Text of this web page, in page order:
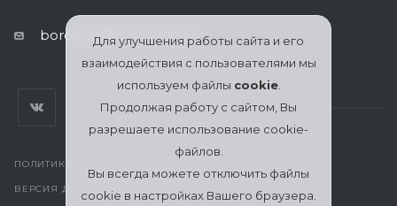
borovichi@nurseassist.ru
ПОЛИТИКА КОНФИДЕНЦИАЛЬНОСТИ
ВЕРСИЯ ДЛЯ ПЕЧАТИ
Для улучшения работы сайта и его
взаимодействия с пользователями мы
используем файлы cookie.
Продолжая работу с сайтом, Вы
разрешаете использование cookie-
файлов.
Вы всегда можете отключить файлы
cookie в настройках Вашего браузера.